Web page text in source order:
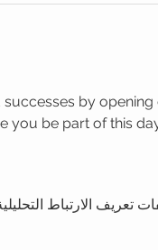
by opening
you be part of this